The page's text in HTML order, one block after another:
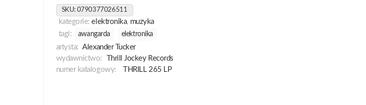
SKU: 0790377026511
kategorie:elektronika, muzyka
tagi:
awangarda elektronika
artysta: Alexander Tucker
wydawnictwo:
Thrill Jockey Records
numer katalogowy:
THRILL 265 LP